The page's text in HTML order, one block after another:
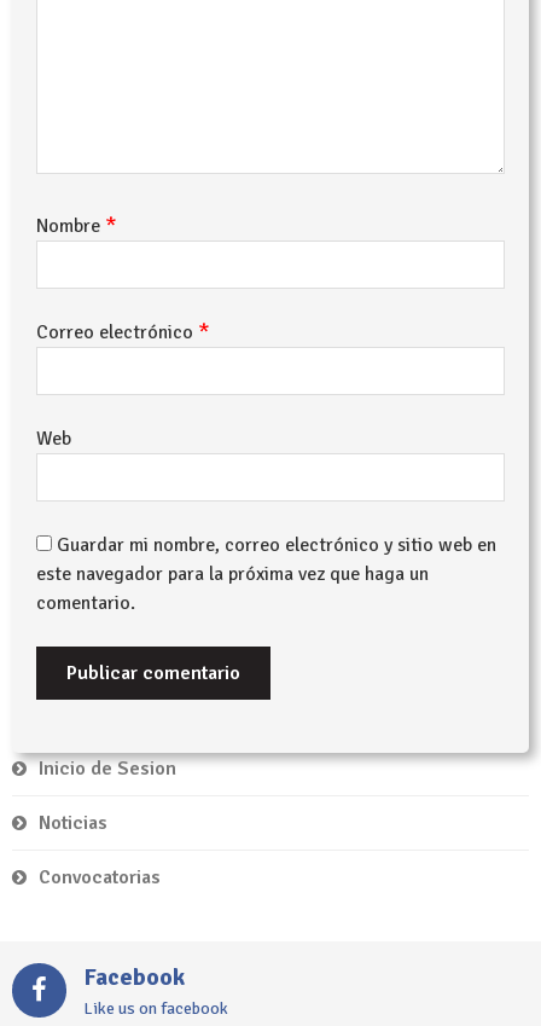
Nombre *
Correo electrónico *
Web
Guardar mi nombre, correo electrónico y sitio web en
este navegador para la próxima vez que haga un
comentario.
Inicio de Sesion
Noticias
Convocatorias
Facebook
Like us on facebook